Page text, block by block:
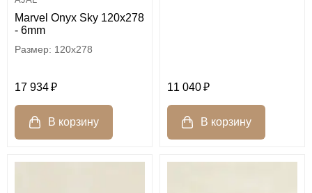
Marvel Onyx Sky 120x278
- 6mm
120x278
17 934 11 040